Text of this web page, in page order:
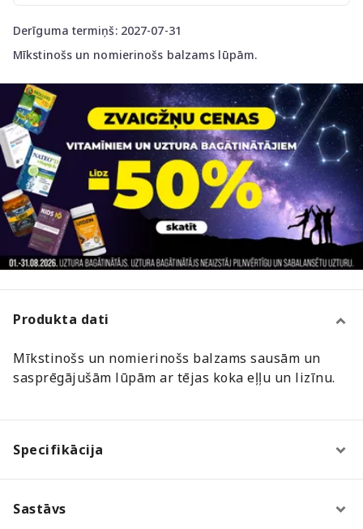
Derīguma termiņš: 2027-07-31
Mīkstinošs un nomierinošs balzams lūpām.
Produkta dati
Mīkstinošs un nomierinošs balzams sausām un
sasprēgājušām lūpām ar tējas koka eļļu un lizīnu.
Specifikācija
Sastāvs